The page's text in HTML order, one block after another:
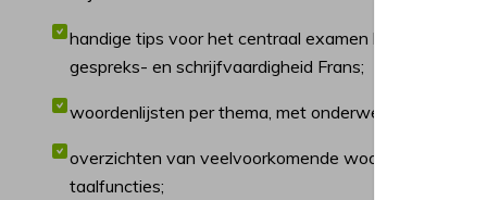
handige tips voor het centraal examen
gespreks- en schrijfvaardigheid Frans;
woordenlijsten per thema, met onderwerpen die veel
overzichten van veelvoorkomende woorden in
taalfuncties;